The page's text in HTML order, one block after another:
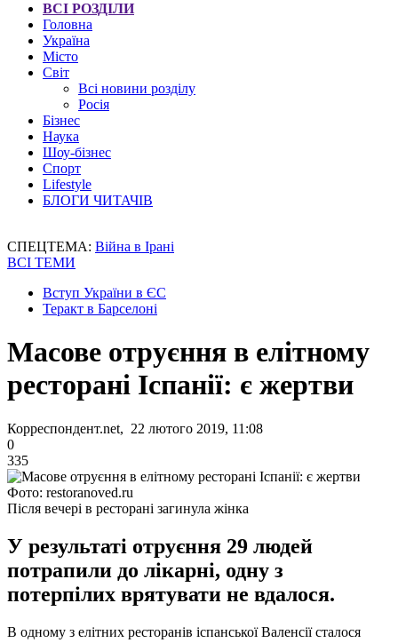
ВСІ РОЗДІЛИ
Головна
Україна
Місто
Світ
Всі новини розділу
Росія
Бізнес
Наука
Шоу-бізнес
Спорт
Lifestyle
БЛОГИ ЧИТАЧІВ
СПЕЦТЕМА: Війна в Ірані
ВСІ ТЕМИ
Вступ України в ЄС
Теракт в Барселоні
Масове отруєння в елітному
ресторані Іспанії: є жертви
Корреспондент.net, 22 лютого 2019, 11:08
0
335
Фото: restoranoved.ru
Після вечері в ресторані загинула жінка
У результаті отруєння 29 людей
потрапили до лікарні, одну з
потерпілих врятувати не вдалося.
В одному з елітних ресторанів іспанської Валенсії сталося